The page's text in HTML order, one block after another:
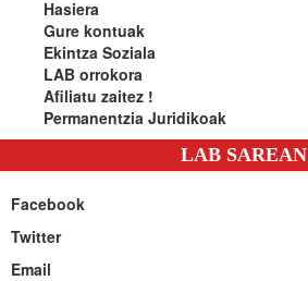
Hasiera
Gure kontuak
Ekintza Soziala
LAB orrokora
Afiliatu zaitez !
Permanentzia Juridikoak
LAB SAREAN
Facebook
Twitter
Email